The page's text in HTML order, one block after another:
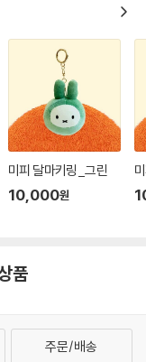
미피 달마키링_그린
10,000원
품
주문/배송